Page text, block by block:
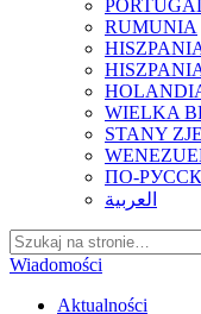
RUMUNIA
WIELKA
STANY
ПО-
العربية
Wiadomości
Aktualności